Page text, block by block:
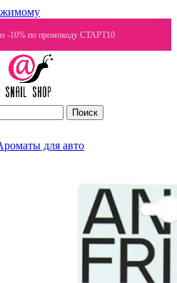
-10% по промокоду СТАРТ10
Поиск
для авто